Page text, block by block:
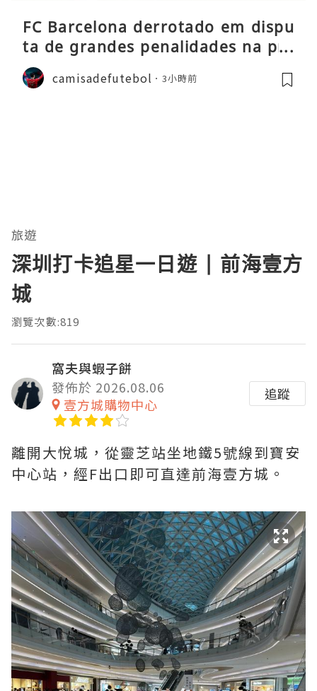
FC Barcelona derrotado em dispu
ta de grandes penalidades na pré
-época
camisadefutebol 3小時前
旅遊
深圳打卡追星一日遊 | 前海壹方
城
瀏覽次數:819
窩夫與蝦子餅
發佈於 2026.08.06
壹方城購物中心
追蹤
離開大悅城，從靈芝站坐地鐵5號線到寶安
中心站，經F出口即可直達前海壹方城。